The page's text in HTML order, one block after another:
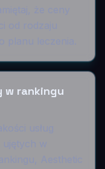
w rankingu